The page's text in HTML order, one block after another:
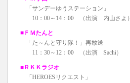
「サンデーゆうステーション」
10：00～14：00 （出演 内山さよ）
■ＦＭたんと
「た～んと守り隊！」再放送
11：30～12：00 （出演 Sachi）
■ＲＫＫラジオ
「HEROESリクエスト」